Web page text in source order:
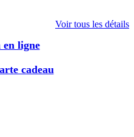
Voir tous les détails
en ligne
cadeau